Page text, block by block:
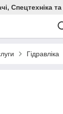
Спецтехніка
Гідравліка